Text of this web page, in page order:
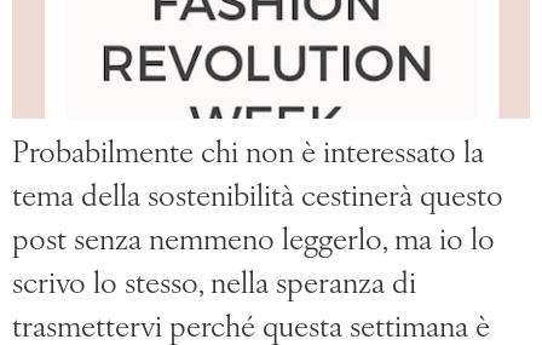
Probabilmente chi non è interessato la
tema della sostenibilità cestinerà questo
post senza nemmeno leggerlo, ma io lo
scrivo lo stesso, nella speranza di
trasmettervi perché questa settimana è